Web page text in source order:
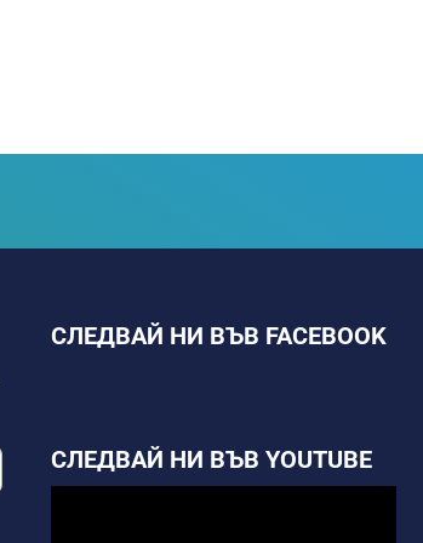
СЛЕДВАЙ НИ ВЪВ FACEBOOK
СЛЕДВАЙ НИ ВЪВ YOUTUBE